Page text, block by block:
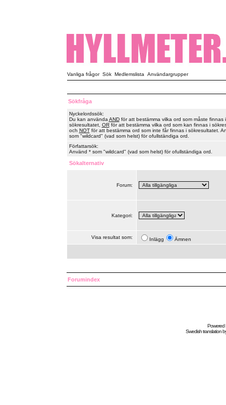
Vanliga frågor Sök Medlemslista Användargrupper
Sökfråga
Nyckelordssök:
Du kan använda ANDför att bestämma vilka ord som måste finnas i
sökresultatet, ORför att bestämma vilka ord som kan finnas i
och NOTför att bestämma ord som inte får finnas i sökresultatet.
som "wildcard" (vad som helst) för ofullständiga ord.
Författarsök:
Använd * som "wildcard" (vad som helst) för ofullständiga ord.
Sökalternativ
Forum:
Kategori:
Visa resultat som: Inlägg Ämnen
Forumindex
Powered
Swedishtranslation